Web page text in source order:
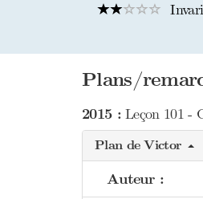
Plans/
2015 :Leçon 101 -
Plan de Victor
Auteur :